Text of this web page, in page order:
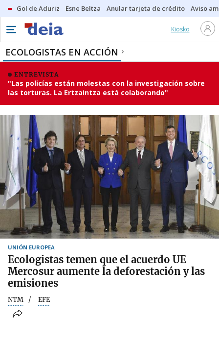
Gol de Aduriz Esne Beltza Anular tarjeta de crédito Aviso
Kiosko
ECOLOGISTAS EN ACCIÓN
ENTREVISTA
"Las policías están molestas con la investigación sobre
las torturas. La Ertzaintza está colaborando"
UNIÓN EUROPEA
Ecologistas temen que el acuerdo UE
Mercosur aumente la deforestación y las
emisiones
NTM EFE